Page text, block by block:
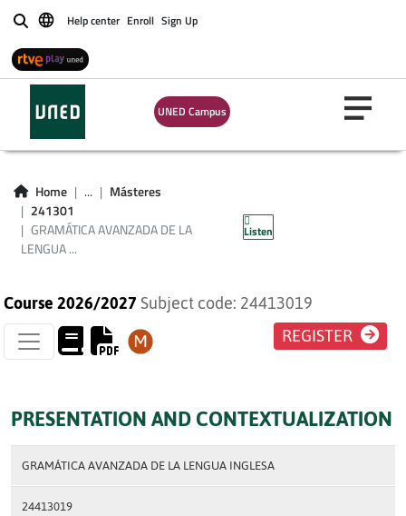
BuscarHelp center Enroll Sign Up
UNED Campus
Home ...
Másteres
241301
GRAMÁTICA AVANZADA DE LA
LENGUA ...
Listen
GRAMÁTICA
AVANZADA DE LA
LENGUA INGLESA
Course 2026/2027 Subject code: 24413019
REGISTER
PRESENTATION AND CONTEXTUALIZATION
GRAMÁTICA AVANZADA DE LA LENGUA INGLESA
24413019